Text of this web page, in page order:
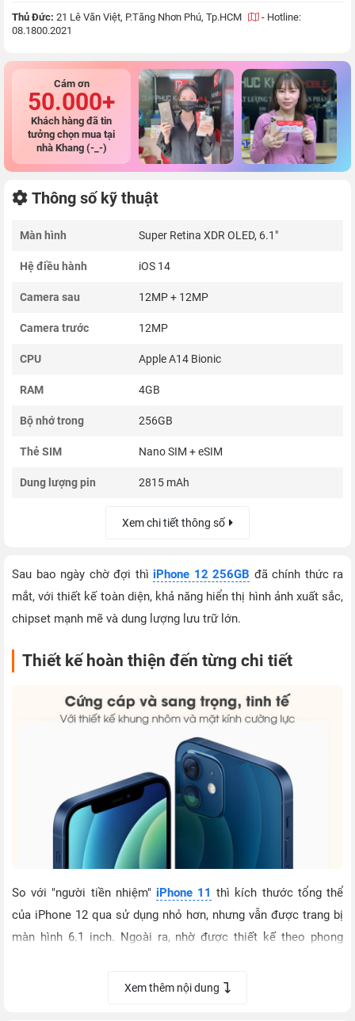
Thủ Đức: 21 Lê Văn Việt, P.Tăng Nhơn Phú, Tp.HCM - Hotline:
08.1800.2021
Cám ơn
50.000+
Khách hàng đã tin
tưởng chọn mua tại
nhà Khang (-_-)
Sau bao ngày chờ đợi thì iPhone 12 256GB đã chính thức ra
mắt, với thiết kế toàn diện, khả năng hiển thị hình ảnh xuất sắc,
chipset mạnh mẽ và dung lượng lưu trữ lớn.
Thiết kế hoàn thiện đến từng chi tiết
So với "người tiền nhiệm" iPhone 11 thì kích thước tổng thể
của iPhone 12 qua sử dụng nhỏ hơn, nhưng vẫn được trang bị
màn hình 6.1 inch. Ngoài ra, nhờ được thiết kế theo phong
Xem thêm nội dung
Thông số kỹ thuật
Màn hình Super Retina XDR OLED, 6.1"
Hệ điều hành iOS 14
Camera sau 12MP + 12MP
Camera trước 12MP
CPU Apple A14 Bionic
RAM 4GB
Bộ nhớ trong 256GB
Thẻ SIM Nano SIM + eSIM
Dung lượng pin 2815 mAh
Xem chi tiết thông số